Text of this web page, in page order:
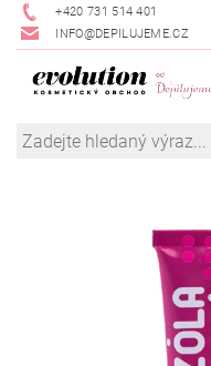
+420 731 514 401
INFO@DEPILUJEME.CZ